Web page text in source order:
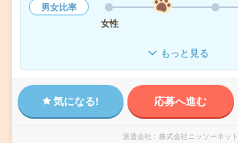
男女比率
女性
もっと見る
気になる! 応募へ進む
派遣会社 株式会社ニッソーネット